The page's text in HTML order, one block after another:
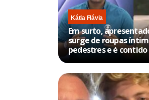
Kátia Flávia
Em surto,
surge de roupas
pedestres e é contido